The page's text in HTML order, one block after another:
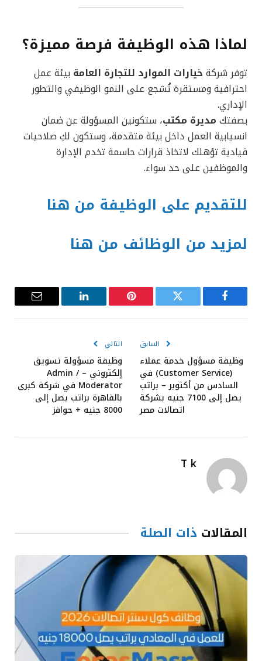
لماذا هذه الوظيفة فرصة مميزة؟
توفر شركة خيارات الموارد للتجارة العامة بيئة عمل
احترافية ومستقرة تُشجع على النمو الوظيفي والتطور
الإداري.
بصفتك مديرة مكتب، ستكونين المسؤولة عن ضمان
انسيابية العمل داخل بيئة متقدمة، وستكون لكِ صلاحيات
قيادية تؤهلك لاتخاذ قرارات حاسمة تخدم الإدارة
والموظفين على حد سواء.
للتقديم على الوظيفة من هنا
لمزيد من الوظائف من هنا
فيسبوك تويتر بينتيريست لينكدإن
البريد
السابق
وظيفة مسؤول خدمة عملاء
(Customer Service) في
السادس من أكتوبر – براتب
يصل إلى 7100 جنيه بشركة
اتصالات مصر
التالي
وظيفة مسؤولة تسويق
إلكتروني – Admin /
Moderator في شركة كبرى
بالقاهرة براتب يصل إلى
8000 جنيه + حوافز
T k
المقالات ذات الصلة